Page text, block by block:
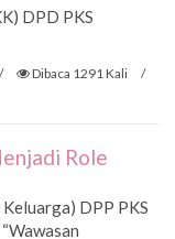
DPD PKS
/ Dibaca 1291 Kali
/
Role
DPP PKS